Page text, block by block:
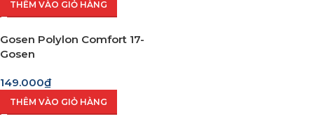
THÊM VÀO GIỎ HÀNG
Gosen Polylon Comfort 17-
Gosen
149.000₫
THÊM VÀO GIỎ HÀNG